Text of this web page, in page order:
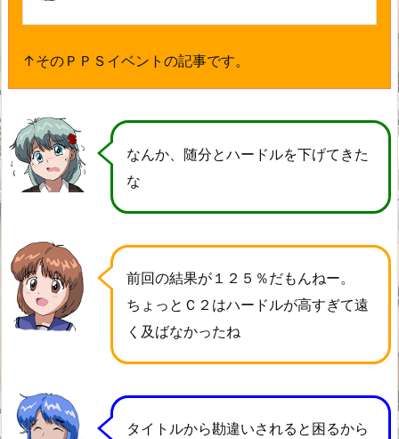
↑そのＰＰＳイベントの記事です。
なんか、随分とハードルを下げてきた
な
前回の結果が１２５％だもんねー。
ちょっとＣ２はハードルが高すぎて遠
く及ばなかったね
タイトルから勘違いされると困るから